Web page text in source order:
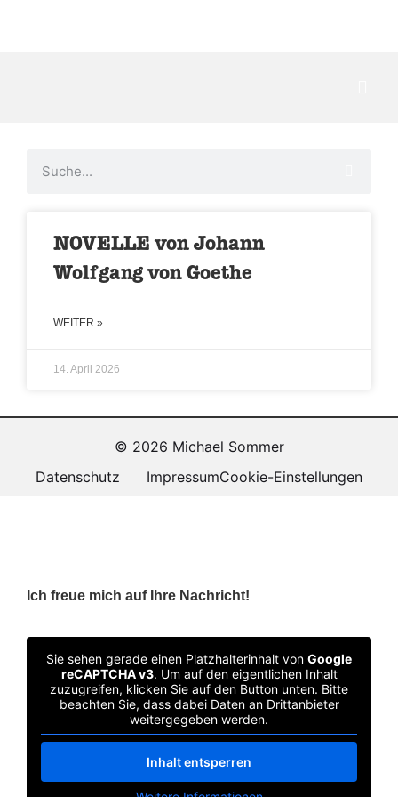
NOVELLE von Johann
Wolfgang von Goethe
WEITER »
14. April 2026
© 2026 Michael Sommer
Datenschutz
ImpressumCookie-Einstellungen
Ich freue mich auf Ihre Nachricht!
Sie sehen gerade einen Platzhalterinhalt von Google
reCAPTCHA v3. Um auf den eigentlichen Inhalt
zuzugreifen, klicken Sie auf den Button unten. Bitte
beachten Sie, dass dabei Daten an Drittanbieter
weitergegeben werden.
Inhalt entsperren